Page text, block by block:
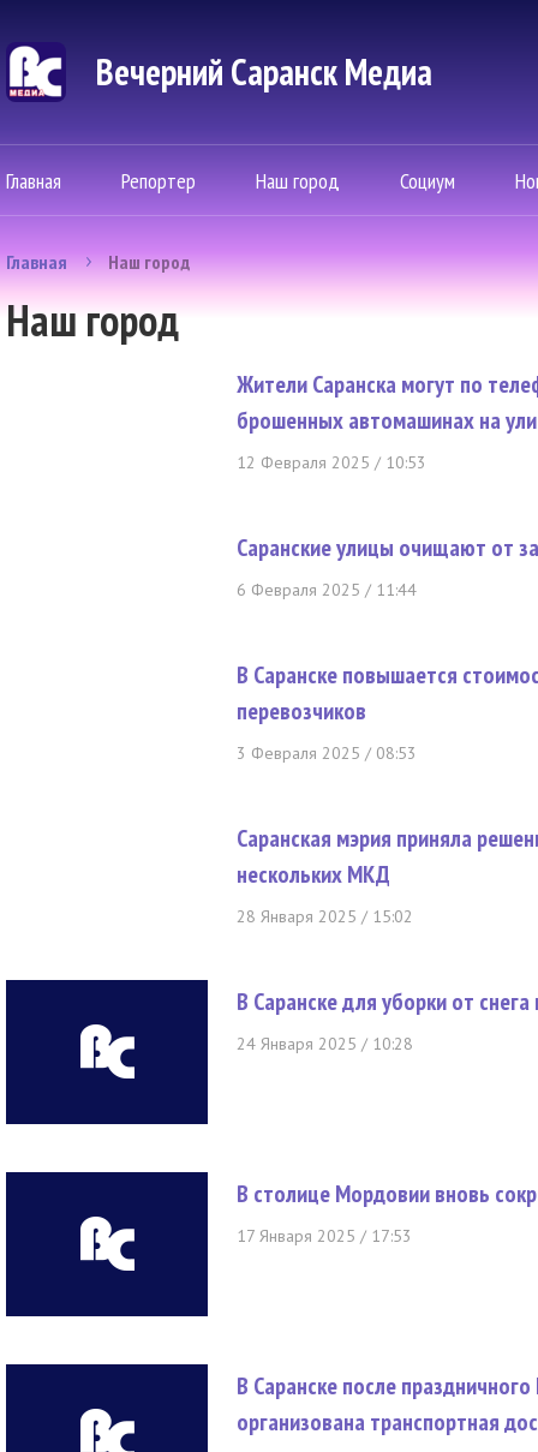
Вечерний Саранск Mедиа
Главная Репортер Наш город Социум
Главная Наш город
Наш город
Жители Саранска могут по
брошенных автомашинах на
12 Февраля 2025 / 10:53
Саранские улицы очищают от
6 Февраля 2025 / 11:44
В Саранске повышается
перевозчиков
3 Февраля 2025 / 08:53
Саранская мэрия приняла
нескольких МКД
28 Января 2025 / 15:02
В Саранске для уборки от
24 Января 2025 / 10:28
В столице Мордовии вновь
17 Января 2025 / 17:53
В Саранске после
организована транспортная